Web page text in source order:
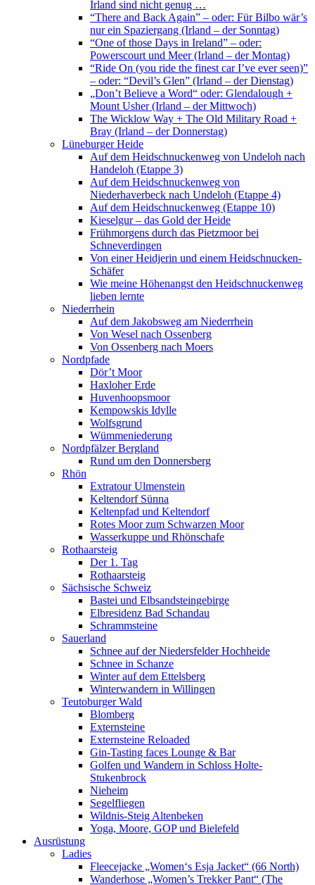
Irland sind nicht genug …
“There and Back Again” – oder: Für Bilbo wär’s
nur ein Spaziergang (Irland – der Sonntag)
“One of those Days in Ireland” – oder:
Powerscourt und Meer (Irland – der Montag)
“Ride On (you ride the finest car I’ve ever seen)”
– oder: “Devil’s Glen” (Irland – der Dienstag)
„Don’t Believe a Word“ oder: Glendalough +
Mount Usher (Irland – der Mittwoch)
The Wicklow Way + The Old Military Road +
Bray (Irland – der Donnerstag)
Lüneburger Heide
Auf dem Heidschnuckenweg von Undeloh nach
Handeloh (Etappe 3)
Auf dem Heidschnuckenweg von
Niederhaverbeck nach Undeloh (Etappe 4)
Auf dem Heidschnuckenweg (Etappe 10)
Kieselgur – das Gold der Heide
Frühmorgens durch das Pietzmoor bei
Schneverdingen
Von einer Heidjerin und einem Heidschnucken-
Schäfer
Wie meine Höhenangst den Heidschnuckenweg
lieben lernte
Niederrhein
Auf dem Jakobsweg am Niederrhein
Von Wesel nach Ossenberg
Von Ossenberg nach Moers
Nordpfade
Dör’t Moor
Haxloher Erde
Huvenhoopsmoor
Kempowskis Idylle
Wolfsgrund
Wümmeniederung
Nordpfälzer Bergland
Rund um den Donnersberg
Rhön
Extratour Ulmenstein
Keltendorf Sünna
Keltenpfad und Keltendorf
Rotes Moor zum Schwarzen Moor
Wasserkuppe und Rhönschafe
Rothaarsteig
Der 1. Tag
Rothaarsteig
Sächsische Schweiz
Bastei und Elbsandsteingebirge
Elbresidenz Bad Schandau
Schrammsteine
Sauerland
Schnee auf der Niedersfelder Hochheide
Schnee in Schanze
Winter auf dem Ettelsberg
Winterwandern in Willingen
Teutoburger Wald
Blomberg
Externsteine
Externsteine Reloaded
Gin-Tasting faces Lounge & Bar
Golfen und Wandern in Schloss Holte-
Stukenbrock
Nieheim
Segelfliegen
Wildnis-Steig Altenbeken
Yoga, Moore, GOP und Bielefeld
Ausrüstung
Ladies
Fleecejacke „Women‘s Esja Jacket“ (66 North)
Wanderhose „Women’s Trekker Pant“ (The